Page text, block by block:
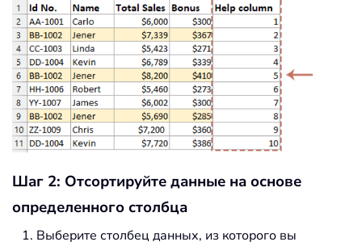
Шаг 2: Отсортируйте данные на основе
определенного столбца
Выберите столбец данных, из которого вы